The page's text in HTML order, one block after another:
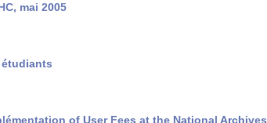
mai 2005
of User Fees at the National Archives